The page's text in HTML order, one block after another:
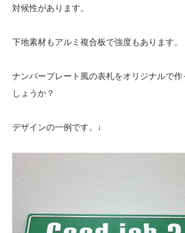
対候性があります。
下地素材もアルミ複合板で強度もあります。
ナンバープレート風の表札をオリジナルで
しょうか？
デザインの一例です。↓